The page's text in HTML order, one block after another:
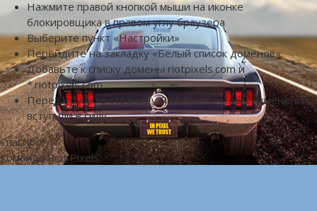
Нажмите правой кнопкой мыши на иконке
блокировщика в правом углу браузера
Выберите пункт «Настройки»
Перейдите на закладку «Белый список доменов»
Добавьте к списку домены riotpixels.com и
*.riotpixels.com
Перезагрузите страницу Riot Pixels, чтобы изменения
вступили в силу
Спасибо!
Команда Riot Pixels.